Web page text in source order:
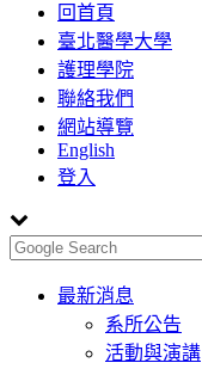
回首頁
臺北醫學大學
護理學院
聯絡我們
網站導覽
English
登入
Toggle
navigation
最新消息
系所公告
活動與演講